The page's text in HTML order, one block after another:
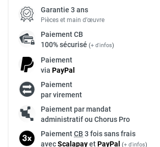
Garantie 3 ans
Pièces et main d’œuvre
PaiementCB
100% sécurisé (+ d'infos)
Paiement
via PayPal
Paiement
par virement
Paiement par mandat
administratif ou Chorus Pro
PaiementCB 3 fois sans frais
avecScalapayetPayPal (+ d'infos)